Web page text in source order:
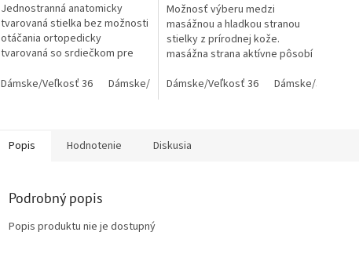
Jednostranná anatomicky
tvarovaná stielka bez možnosti
otáčania ortopedicky
tvarovaná so srdiečkom pre
nárazy pri chôdzi mimoriadne
Dámske/Veľkosť 36 Dámske/37 Dámske/38 Dámske/39 Dámske/40
Možnosť výberu medzi
masážnou a hladkou stranou
stielky z prírodnej kože.
masážna strana aktívne pôsobí
masírovaním pri chôdzi
Dámske/Veľkosť 36 Dámske/37
Popis Hodnotenie Diskusia
Podrobný popis
Popis produktu nie je dostupný